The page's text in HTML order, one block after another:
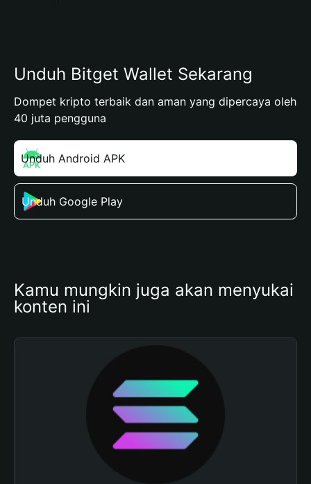
Unduh Bitget Wallet Sekarang
Dompet kripto terbaik dan aman yang dipercaya oleh
40 juta pengguna
Unduh Android APK
Unduh Google Play
Kamu mungkin juga akan menyukai
konten ini